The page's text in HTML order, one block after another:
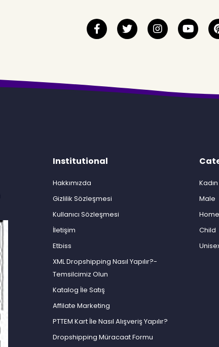
Institutional
Hakkımızda
Gizlilik Sözleşmesi
Kullanıcı Sözleşmesi
İletişim
Etbiss
XML Dropshipping Nasıl Yapılır?-
Temsilcimiz Olun
Katalog İle Satış
Affilate Marketing
PTTEM Kart İle Nasıl Alışveriş Yapılır?
Dropshipping Müracaat Formu
Kadın
Male
Child